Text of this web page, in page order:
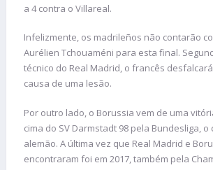
a 4 contra o Villareal.
Infelizmente, os madrileños não contarão
Aurélien Tchouaméni para esta final.
técnico do Real Madrid, o francês
causa de uma lesão.
Por outro lado, o Borussia vem de uma
cima do SV Darmstadt 98 pela Bundesliga,
alemão. A última vez que Real Madrid e
encontraram foi em 2017, também pela